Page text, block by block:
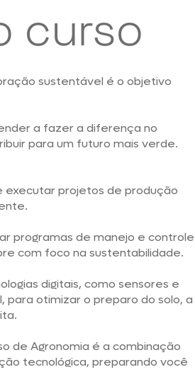
curso
sustentável é o objetivo
a fazer a diferença no
para um futuro mais verde.
executar projetos de produção
programas de manejo e controle
com foco na sustentabilidade.
digitais, como sensores e
otimizar o preparo do solo, a
de Agronomia é a combinação
tecnológica, preparando você